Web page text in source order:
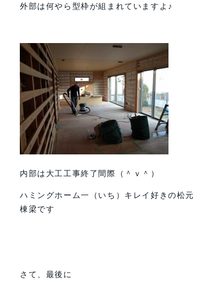
外部は何やら型枠が組まれていますよ♪
内部は大工工事終了間際（＾ｖ＾）
ハミングホーム一（いち）キレイ好きの松元
棟梁です
さて、最後に